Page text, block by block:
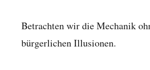
Betrachten wir die Mechanik
bürgerlichen Illusionen.